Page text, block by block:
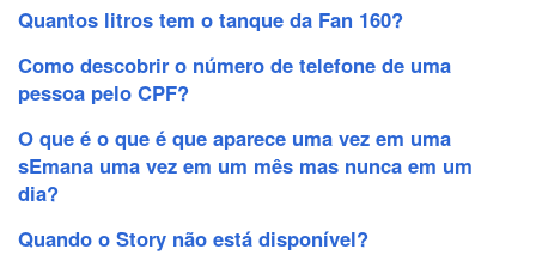
Quantos litros tem o tanque da Fan 160?
Como descobrir o número de telefone de uma
pessoa pelo CPF?
O que é o que é que aparece uma vez em uma
sEmana uma vez em um mês mas nunca em um
dia?
Quando o Story não está disponível?